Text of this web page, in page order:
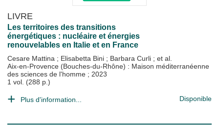
LIVRE
Les territoires des transitions
énergétiques : nucléaire et énergies
renouvelables en Italie et en France
Cesare Mattina ; Elisabetta Bini ; Barbara Curli ; et al.
Aix-en-Provence (Bouches-du-Rhône) : Maison méditerranéenne
des sciences de l'homme ; 2023
1 vol. (288 p.)
Plus d'information... Disponible